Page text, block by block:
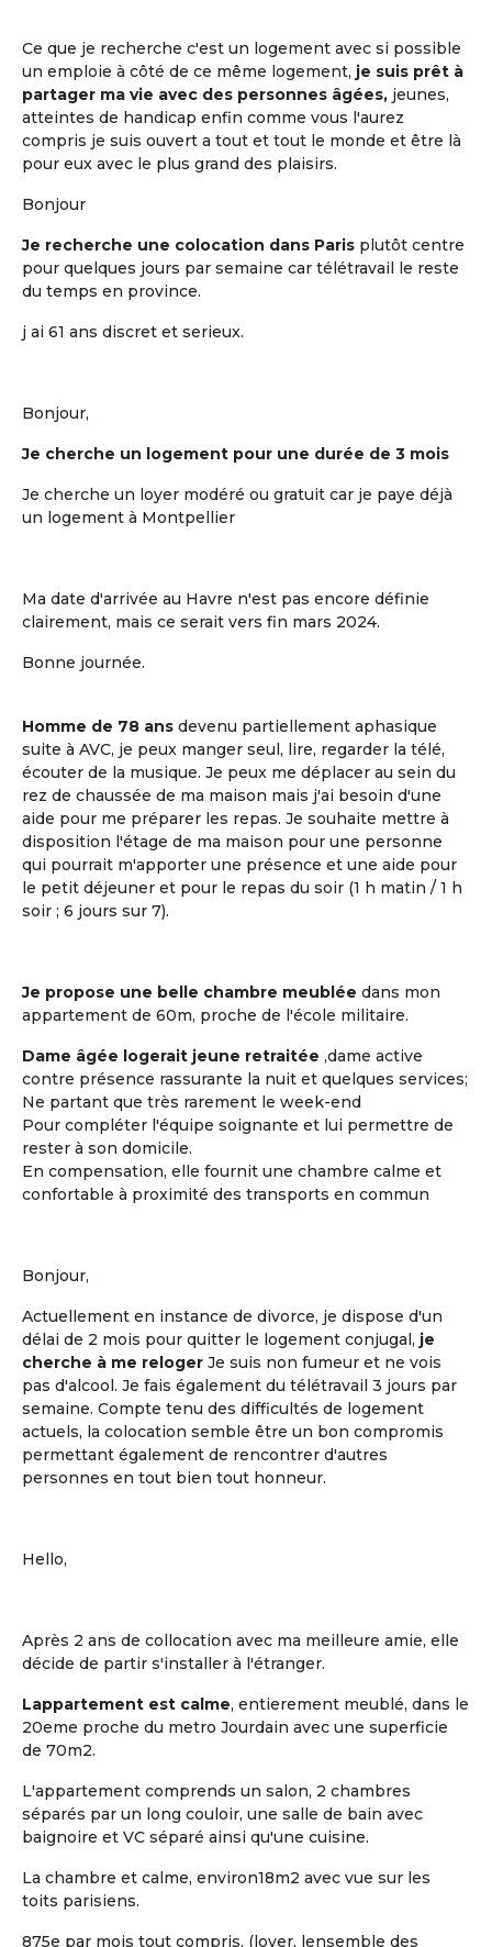
Ce que je recherche c'est un logement avec si possible
un emploie à côté de ce même logement, je suis prêt à
partager ma vie avec des personnes âgées, jeunes,
atteintes de handicap enfin comme vous l'aurez
compris je suis ouvert a tout et tout le monde et être là
pour eux avec le plus grand des plaisirs.
Bonjour
Je recherche une colocation dans Paris plutôt centre
pour quelques jours par semaine car télétravail le reste
du temps en province.
j ai 61 ans discret et serieux.
Bonjour,
Je cherche un logement pour une durée de 3 mois
Je cherche un loyer modéré ou gratuit car je paye déjà
un logement à Montpellier
Ma date d'arrivée au Havre n'est pas encore définie
clairement, mais ce serait vers fin mars 2024.
Bonne journée.
Homme de 78 ans devenu partiellement aphasique
suite à AVC, je peux manger seul, lire, regarder la télé,
écouter de la musique. Je peux me déplacer au sein du
rez de chaussée de ma maison mais j'ai besoin d'une
aide pour me préparer les repas. Je souhaite mettre à
disposition l'étage de ma maison pour une personne
qui pourrait m'apporter une présence et une aide pour
le petit déjeuner et pour le repas du soir (1 h matin / 1 h
soir ; 6 jours sur 7).
Je propose une belle chambre meublée dans mon
appartement de 60m, proche de l'école militaire.
Dame âgée logerait jeune retraitée ,dame active
contre présence rassurante la nuit et quelques services;
Ne partant que très rarement le week-end
Pour compléter l'équipe soignante et lui permettre de
rester à son domicile.
En compensation, elle fournit une chambre calme et
confortable à proximité des transports en commun
Bonjour,
Actuellement en instance de divorce, je dispose d'un
délai de 2 mois pour quitter le logement conjugal, je
cherche à me reloger Je suis non fumeur et ne vois
pas d'alcool. Je fais également du télétravail 3 jours par
semaine. Compte tenu des difficultés de logement
actuels, la colocation semble être un bon compromis
permettant également de rencontrer d'autres
personnes en tout bien tout honneur.
Hello,
Après 2 ans de collocation avec ma meilleure amie, elle
décide de partir s'installer à l'étranger.
Lappartement est calme, entierement meublé, dans le
20eme proche du metro Jourdain avec une superficie
de 70m2.
L'appartement comprends un salon, 2 chambres
séparés par un long couloir, une salle de bain avec
baignoire et VC séparé ainsi qu'une cuisine.
La chambre et calme, environ18m2 avec vue sur les
toits parisiens.
875e par mois tout compris. (loyer, lensemble des
L'ouverture sur le voisinage, l'activité et
les ressources de l'environnement local
Les coûts moindres
Des coûts moins élevés que dans
d'autres structures d'accueil
traditionnelles